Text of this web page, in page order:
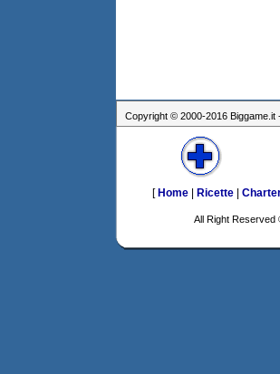
Copyright © 2000-2016 Biggame.it
[ Home| Ricette|
All Right Reserved